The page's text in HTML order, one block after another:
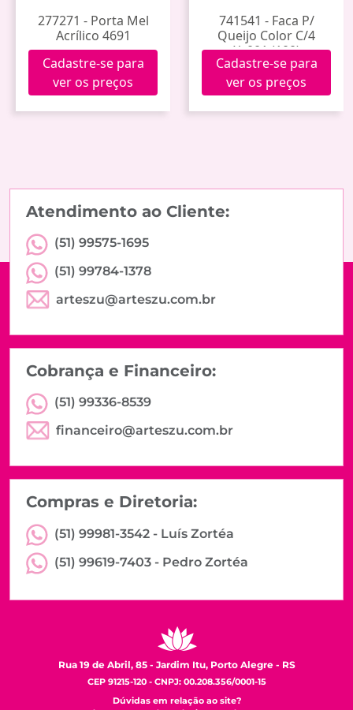
277271 - Porta Mel
Acrílico 4691
Cadastre-se para
ver os preços
741541 - Faca P/
Queijo Color C/4
Xy001 (100)
Cadastre-se para
ver os preços
Atendimento ao Cliente:
(51) 99575-1695
(51) 99784-1378
arteszu@arteszu.com.br
Cobrança e Financeiro:
(51) 99336-8539
financeiro@arteszu.com.br
Compras e Diretoria:
(51) 99981-3542 - Luís Zortéa
(51) 99619-7403 - Pedro Zortéa
Rua 19 de Abril, 85 - Jardim Itu, Porto Alegre - RS
CEP 91215-120 - CNPJ: 00.208.356/0001-15
Dúvidas em relação ao site?